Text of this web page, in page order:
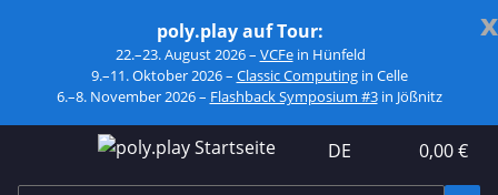
x
poly.play auf Tour:
22.–23. August 2026 – VCFein Hünfeld
9.–11. Oktober 2026 – Classic Computingin Celle
6.–8. November 2026 – Flashback Symposium #3in Jößnitz
DE 0,00 €